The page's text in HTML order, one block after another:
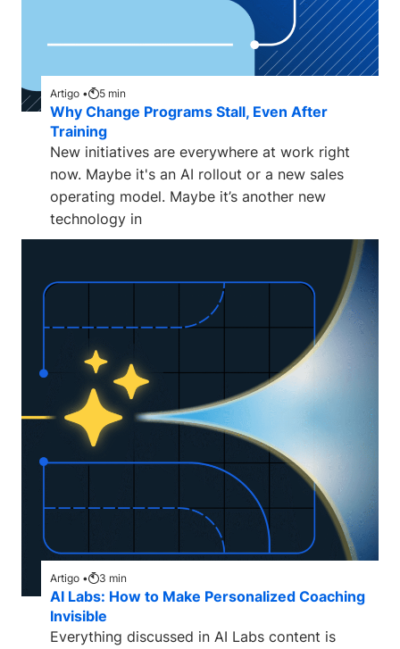
Artigo • 5 min
Why Change Programs Stall, Even After
Training
New initiatives are everywhere at work right
now. Maybe it's an AI rollout or a new sales
operating model. Maybe it’s another new
technology in
Artigo • 3 min
AI Labs: How to Make Personalized Coaching
Invisible
Everything discussed in AI Labs content is